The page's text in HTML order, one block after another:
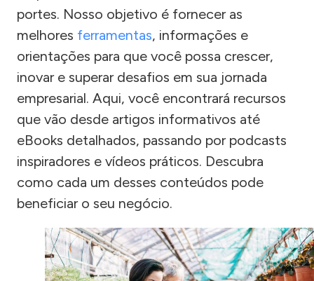
portes. Nosso objetivo é fornecer as
melhores ferramentas, informações e
orientações para que você possa crescer,
inovar e superar desafios em sua jornada
empresarial. Aqui, você encontrará recursos
que vão desde artigos informativos até
eBooks detalhados, passando por podcasts
inspiradores e vídeos práticos. Descubra
como cada um desses conteúdos pode
beneficiar o seu negócio.